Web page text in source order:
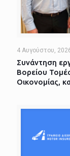
4 Αυγούστου,
Συνάντηση
Βορείου
Οικονομίας,